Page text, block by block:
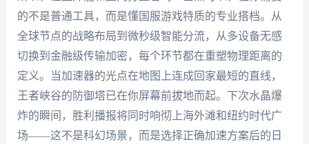
的不是普通工具，而是懂国服游戏特质的专业搭档。从
全球节点的战略布局到微秒级智能分流，从多设备无感
切换到金融级传输加密，每个环节都在重塑物理距离的
定义。当加速器的光点在地图上连成回家最短的直线，
王者峡谷的防御塔已在你屏幕前拔地而起。下次水晶爆
炸的瞬间，胜利播报将同时响彻上海外滩和纽约时代广
场——这不是科幻场景，而是选择正确加速方案后的日